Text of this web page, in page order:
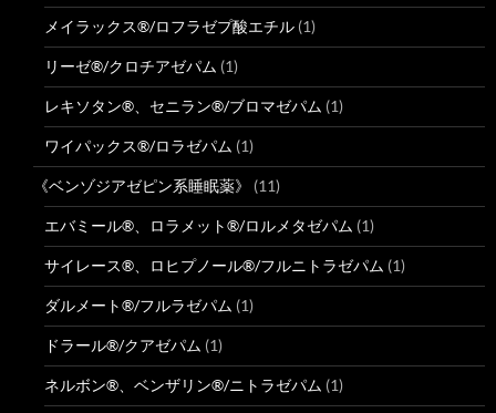
メイラックス®/ロフラゼプ酸エチル (1)
リーゼ®/クロチアゼパム (1)
レキソタン®、セニラン®/ブロマゼパム (1)
ワイパックス®/ロラゼパム (1)
《ベンゾジアゼピン系睡眠薬》 (11)
エバミール®、ロラメット®/ロルメタゼパム (1)
サイレース®、ロヒプノール®/フルニトラゼパム (1)
ダルメート®/フルラゼパム (1)
ドラール®/クアゼパム (1)
ネルボン®、ベンザリン®/ニトラゼパム (1)